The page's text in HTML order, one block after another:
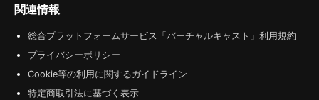
関連情報
総合プラットフォームサービス「バーチャルキャスト」利用規約
プライバシーポリシー
Cookie等の利用に関するガイドライン
特定商取引法に基づく表示